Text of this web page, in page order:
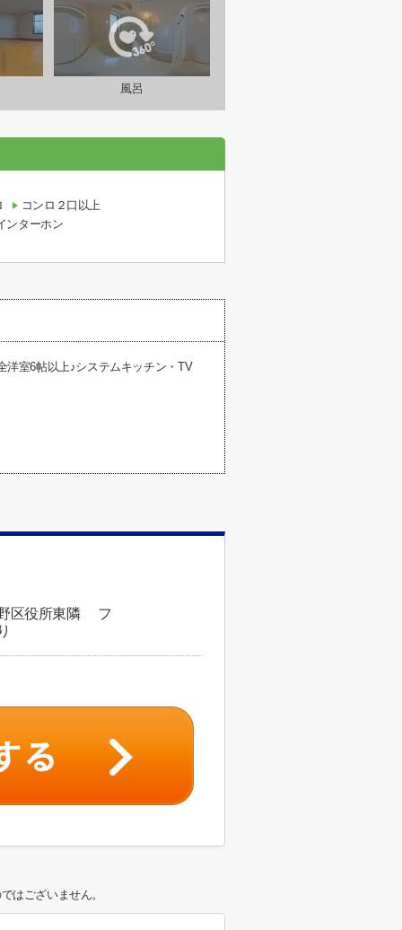
風呂
コンロ２口以上
ンターホン
室6帖以上♪システムキッチン・TV
野区役所東隣 フ
はございません。